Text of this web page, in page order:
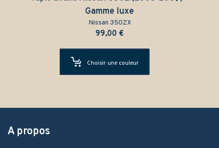
Gamme luxe
Nissan 350ZX
99,00 €
Choisir une couleur
A propos